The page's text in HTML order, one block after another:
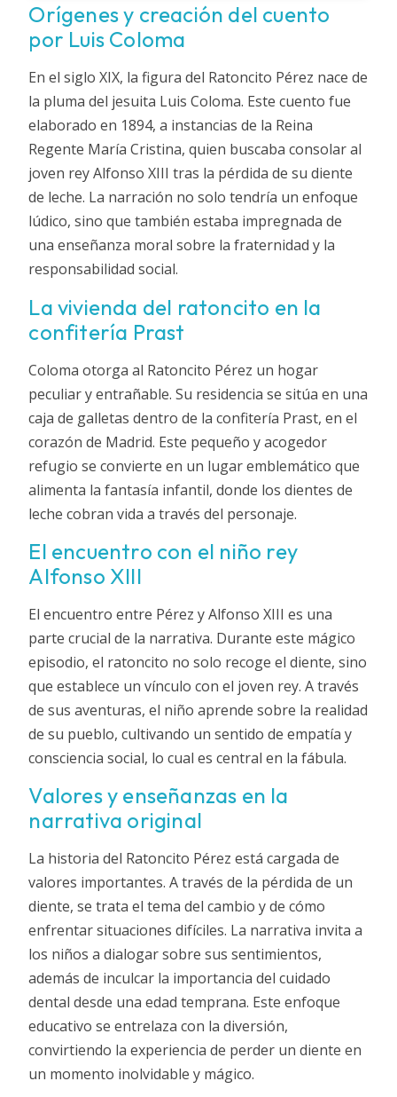
Orígenes y creación del cuento
por Luis Coloma
En el siglo XIX, la figura del Ratoncito Pérez nace de
la pluma del jesuita Luis Coloma. Este cuento fue
elaborado en 1894, a instancias de la Reina
Regente María Cristina, quien buscaba consolar al
joven rey Alfonso XIII tras la pérdida de su diente
de leche. La narración no solo tendría un enfoque
lúdico, sino que también estaba impregnada de
una enseñanza moral sobre la fraternidad y la
responsabilidad social.
La vivienda del ratoncito en la
confitería Prast
Coloma otorga al Ratoncito Pérez un hogar
peculiar y entrañable. Su residencia se sitúa en una
caja de galletas dentro de la confitería Prast, en el
corazón de Madrid. Este pequeño y acogedor
refugio se convierte en un lugar emblemático que
alimenta la fantasía infantil, donde los dientes de
leche cobran vida a través del personaje.
El encuentro con el niño rey
Alfonso XIII
El encuentro entre Pérez y Alfonso XIII es una
parte crucial de la narrativa. Durante este mágico
episodio, el ratoncito no solo recoge el diente, sino
que establece un vínculo con el joven rey. A través
de sus aventuras, el niño aprende sobre la realidad
de su pueblo, cultivando un sentido de empatía y
consciencia social, lo cual es central en la fábula.
Valores y enseñanzas en la
narrativa original
La historia del Ratoncito Pérez está cargada de
valores importantes. A través de la pérdida de un
diente, se trata el tema del cambio y de cómo
enfrentar situaciones difíciles. La narrativa invita a
los niños a dialogar sobre sus sentimientos,
además de inculcar la importancia del cuidado
dental desde una edad temprana. Este enfoque
educativo se entrelaza con la diversión,
convirtiendo la experiencia de perder un diente en
un momento inolvidable y mágico.